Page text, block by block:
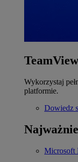
Wykorzystaj
platformie.
Dowiedz
Microsoft